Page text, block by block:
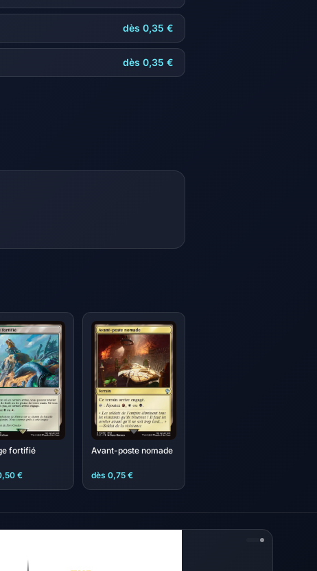
dès 0,35 €
dès 0,35 €
fortifié
€
Avant-poste nomade
dès 0,75 €